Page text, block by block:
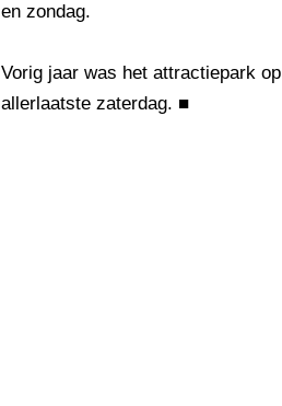
en zondag.
Vorig jaar was het attractiepark
allerlaatste zaterdag. ■